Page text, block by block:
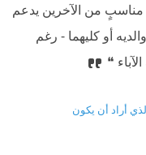
مناسبٍ من الآخرين يدعم
أو كليهما - رغم
❝
أراد أن يكون